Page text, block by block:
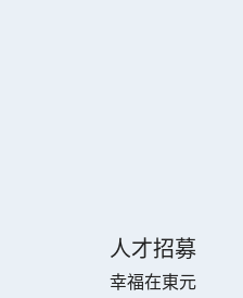
人才招募
幸福在東元